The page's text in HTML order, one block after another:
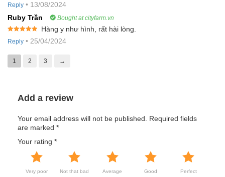
of 5
Reply • 13/08/2024
Ruby Trần
Bought at cityfarm.vn
of 5
Hàng y như hình, rất hài lòng.
Reply • 25/04/2024
1 2 3 →
Add a review
Your email address will not be published.
Required fields
are marked *
Your rating *
Very poor Not that bad Average Good Perfect